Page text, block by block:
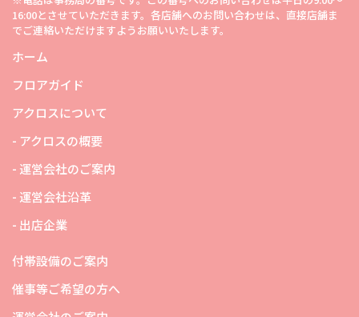
16:00とさせていただきます。各店舗へのお問い合わせは、直接店舗ま
でご連絡いただけますようお願いいたします。
ホーム
フロアガイド
アクロスについて
- アクロスの概要
- 運営会社のご案内
- 運営会社沿革
- 出店企業
付帯設備のご案内
催事等ご希望の方へ